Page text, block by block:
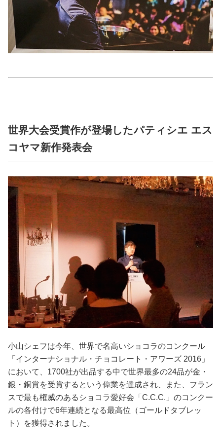
世界大会受賞作が登場したパティシエ エス
コヤマ新作発表会
小山シェフは今年、世界で名高いショコラのコンクール
「インターナショナル・チョコレート・アワーズ 2016」
において、1700社が出品する中で世界最多の24品が金・
銀・銅賞を受賞するという偉業を達成され、また、フラン
スで最も権威のあるショコラ愛好会「C.C.C.」のコンクー
ルの各付けで6年連続となる最高位（ゴールドタブレッ
ト）を獲得されました。